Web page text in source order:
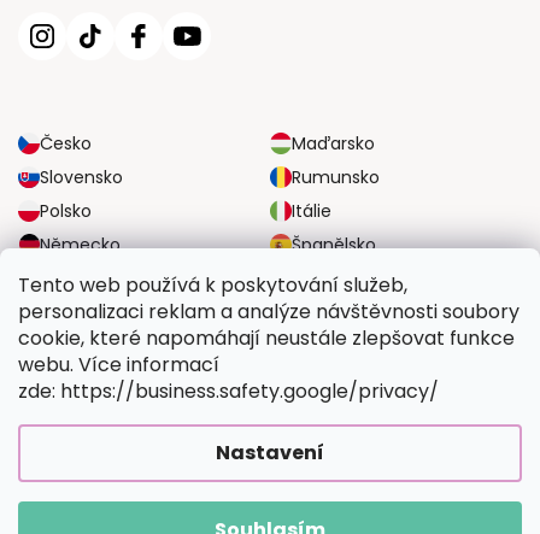
Tento web používá k poskytování služeb,
personalizaci reklam a analýze návštěvnosti soubory
cookie, které napomáhají neustále zlepšovat funkce
webu. Více informací
zde: https://business.safety.google/privacy/
Nastavení
Česko
Maďarsko
Slovensko
Rumunsko
Polsko
Itálie
Německo
Španělsko
Velká Británie
Rakousko
SPOLEHLIVÉ MOŽNOSTI DOPRAVY
BEZPEČNÉ MOŽNOSTI PLATBY
Vymalujsisam.cz. Všechna práva vyhrazena.